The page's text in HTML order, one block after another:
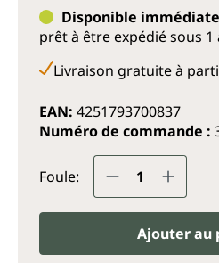
Disponible
prêt à être expédié sous
Livraison gratuite à
EAN: 4251793700837
Numéro de commande :
Foule: Quantité de
Ajouter au